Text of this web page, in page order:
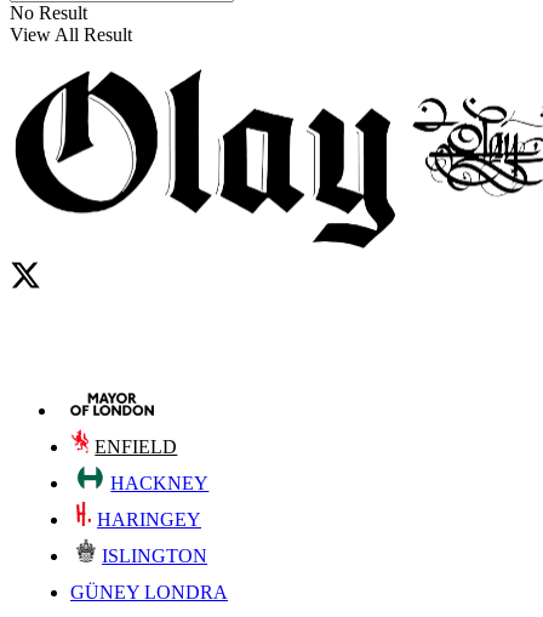
No Result
View All Result
ENFIELD
HACKNEY
HARINGEY
ISLINGTON
GÜNEY LONDRA